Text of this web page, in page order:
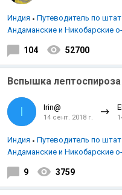
Индия Путеводитель по
Андаманские и Никобарские
104 52700
Вспышка
I Irin@
14 сент. 2018 г.
Индия Путеводитель по
Андаманские и Никобарские
9 3759